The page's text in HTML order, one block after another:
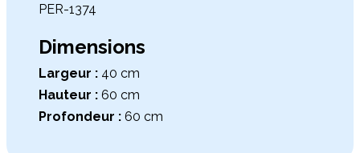
PER-1374
Dimensions
Largeur : 40 cm
Hauteur : 60 cm
Profondeur : 60 cm